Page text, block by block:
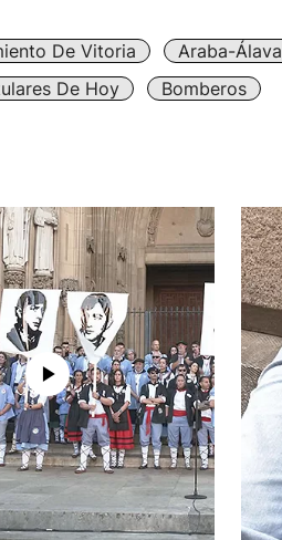
De Vitoria Araba-Álava
De Hoy Bomberos